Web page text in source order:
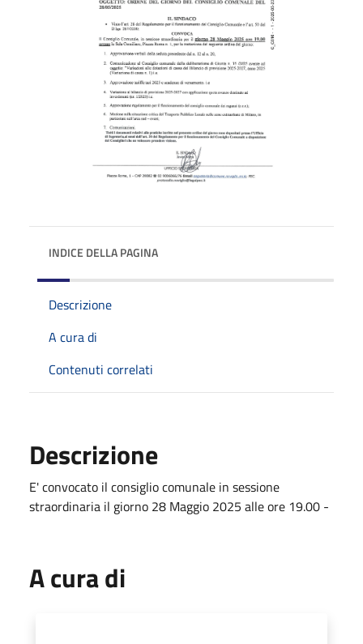
INDICE DELLA PAGINA
Descrizione
A cura di
Contenuti correlati
Descrizione
E' convocato il consiglio comunale in sessione
straordinaria il giorno 28 Maggio 2025 alle ore 19.00 -
A cura di